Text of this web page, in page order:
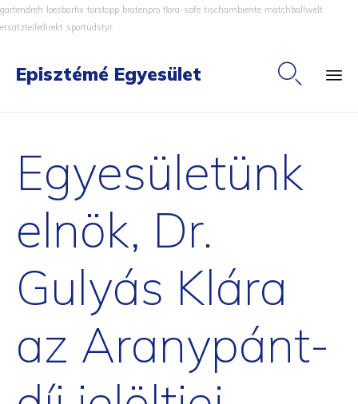
gartendreh loesbarfix torstopp bratenpro flora-safe tischambiente matchballwelt
ersatzteiledirekt sportudstyr
Episztémé Egyesület 
Egyesületünk
elnök, Dr.
Gulyás Klára
az Aranypánt-